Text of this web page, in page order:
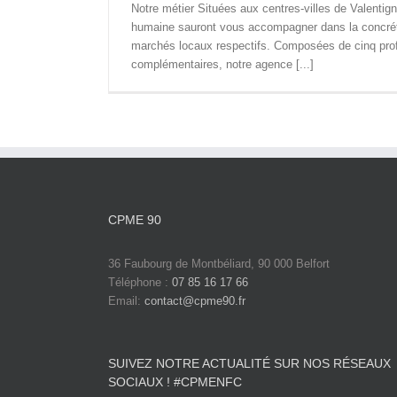
Notre métier Situées aux centres-villes de
humaine sauront vous accompagner dans la
marchés locaux respectifs. Composées de cinq
complémentaires, notre agence [...]
CPME 90
36 Faubourg de Montbéliard, 90 000 Belfort
Téléphone : 07 85 16 17 66
Email: contact@cpme90.fr
SUIVEZ NOTRE ACTUALITÉ SUR NOS RÉSEAUX
SOCIAUX ! #CPMENFC